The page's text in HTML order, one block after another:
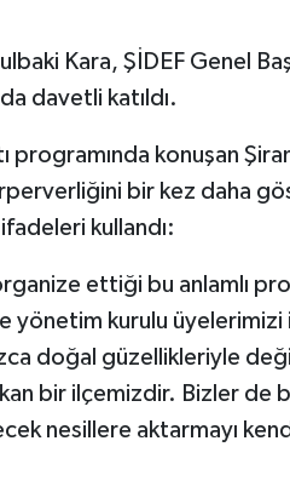
Kara, ŞİDEF Genel
davetli katıldı.
programında konuşan
bir kez daha
kullandı:
ettiği bu anlamlı
yönetim kurulu
doğal güzellikleriyle
bir ilçemizdir. Bizler de
nesillere aktarmayı